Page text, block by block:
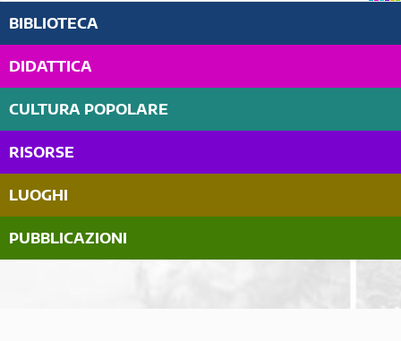
BIBLIOTECA
DIDATTICA
CULTURA POPOLARE
RISORSE
LUOGHI
PUBBLICAZIONI